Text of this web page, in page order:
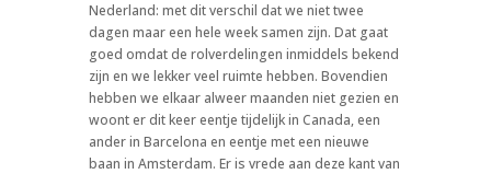
Nederland: met dit verschil dat we niet twee
dagen maar een hele week samen zijn. Dat gaat
goed omdat de rolverdelingen inmiddels bekend
zijn en we lekker veel ruimte hebben. Bovendien
hebben we elkaar alweer maanden niet gezien en
woont er dit keer eentje tijdelijk in Canada, een
ander in Barcelona en eentje met een nieuwe
baan in Amsterdam. Er is vrede aan deze kant van